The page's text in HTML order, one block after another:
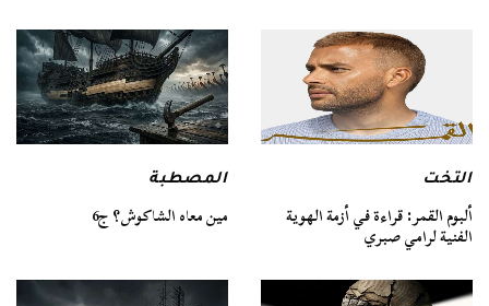
التخت
ألبوم القمر: قراءة في أزمة الهوية
الفنية لرامي صبري
المصطبة
مين معاه الشاكوش؟ ج6